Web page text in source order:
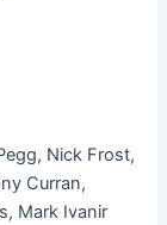
Nick Frost,
Curran,
Mark Ivanir